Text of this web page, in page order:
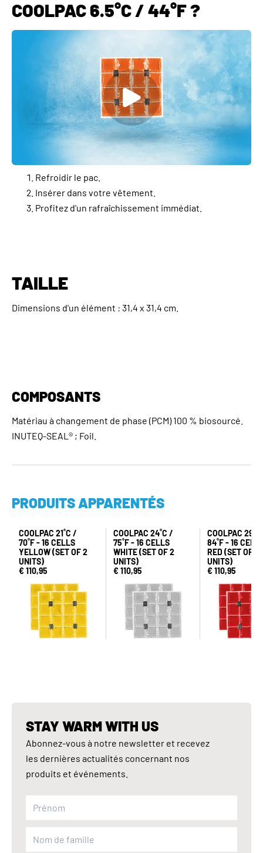
COOLPAC 6.5°C / 44°F ?
Refroidir le pac.
Insérer dans votre vêtement.
Profitez d'un rafraîchissement immédiat.
TAILLE
Dimensions d'un élément : 31,4 x 31,4 cm.
COMPOSANTS
Matériau à changement de phase (PCM) 100 % biosourcé.
INUTEQ-SEAL® ; Foil.
PRODUITS APPARENTÉS
COOLPAC 21˚C /
70˚F - 16 CELLS
YELLOW (SET OF 2
UNITS)
€ 110,95
COOLPAC 24˚C /
75˚F - 16 CELLS
WHITE (SET OF 2
UNITS)
€ 110,95
COOLPAC
84˚F - 16
RED (SET OF 2
UNITS)
€ 110,95
STAY WARM WITH US
Abonnez-vous à notre newsletter et recevez
les dernières actualités concernant nos
produits et événements.